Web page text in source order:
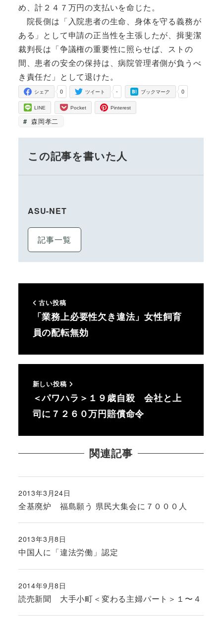
め、計２４７万円の支払いを命じた。
院長側は「入院患者の生命、身体を守る義務が
ある」として申請の正当性を主張したが、揖斐潔
裁判長は「争議権の重要性に照らせば、ストの
間、患者の安全の保持は、病院管理者側が負うべ
き責任だ」として退けた。
0
シェア -
ツイート 0
ブックマーク
LINE Pocket Pinterest
森岡孝二
この記事を書いた人
ASU-NET
記事一覧
古い投稿
「業務上必要性欠き違法」女性飼育
員の配転無効
新しい投稿
＜パワハラ＞１９歳自殺 会社と上
司に７２６０万円賠償命令
関連記事
全基廃炉 福島願う 県民大集会に７０００人
投稿日
2013年3月24日
中国人に「違法労働」認定
投稿日
2013年3月8日
読売新聞 大手小町＜変わる主婦パート＞１〜４
投稿日
2014年9月8日